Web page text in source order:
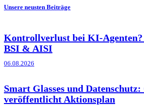
Unsere neusten Beiträge
Kontrollverlust bei KI-Agenten?
BSI & AISI
06.08.2026
Smart Glasses und
veröffentlicht Aktionsplan